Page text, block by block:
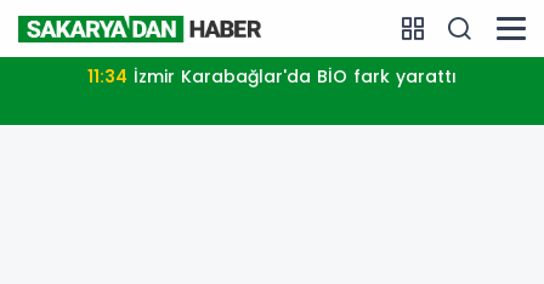
11:34 İzmir Karabağlar'da BİO fark yarattı